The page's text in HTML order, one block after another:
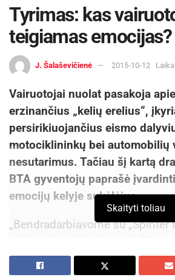
Tyrimas: kas
teigiamas emocijas?
J. Šalaševičienė 2015-10-12
Vairuotojai nuolat pasakoja
erzinančius „kelių erelius“,
persirikiuojančius eismo
motociklininkų bei automobilių
nesutarimus. Tačiau šį kartą
BTA gyventojų paprašė
emocijų kelyje sukėlėjus.
„Bendradarbiavome su „Spinter
apklausėme daugiau nei
visos Lietuvos. Tyrimo
net 44 procentams
Skaityti toliau